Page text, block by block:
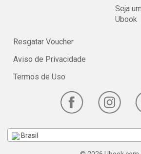
Seja
Ubook
Resgatar Voucher
Aviso de Privacidade
Termos de Uso
Brasil